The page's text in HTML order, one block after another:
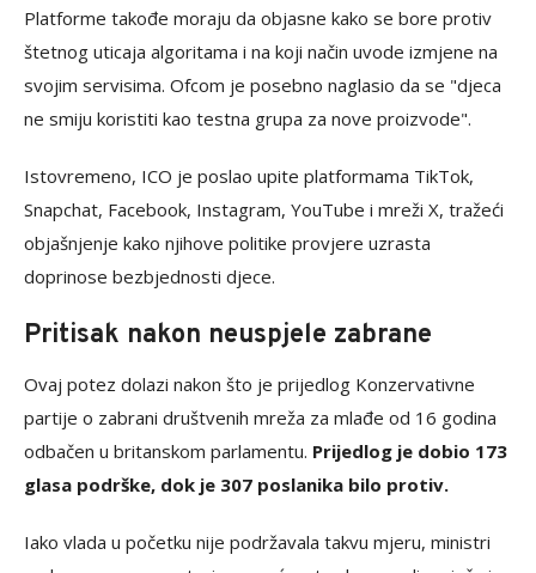
Platforme takođe moraju da objasne kako se bore protiv
štetnog uticaja algoritama i na koji način uvode izmjene na
svojim servisima. Ofcom je posebno naglasio da se "djeca
ne smiju koristiti kao testna grupa za nove proizvode".
Istovremeno, ICO je poslao upite platformama TikTok,
Snapchat, Facebook, Instagram, YouTube i mreži X, tražeći
objašnjenje kako njihove politike provjere uzrasta
doprinose bezbjednosti djece.
Pritisak nakon neuspjele zabrane
Ovaj potez dolazi nakon što je prijedlog Konzervativne
partije o zabrani društvenih mreža za mlađe od 16 godina
odbačen u britanskom parlamentu. Prijedlog je dobio 173
glasa podrške, dok je 307 poslanika bilo protiv.
Iako vlada u početku nije podržavala takvu mjeru, ministri